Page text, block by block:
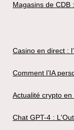
Magasins de CDB
Casino en direct :
Comment l’IA
Actualité crypto en
Chat GPT-4 :